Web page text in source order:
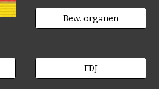
Bew. organen
FDJ